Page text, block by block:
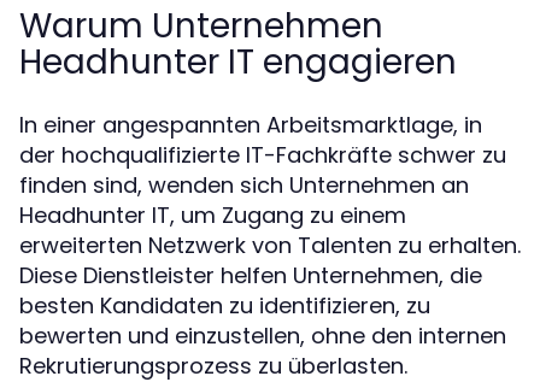
Warum Unternehmen
Headhunter IT engagieren
In einer angespannten Arbeitsmarktlage, in
der hochqualifizierte IT-Fachkräfte schwer zu
finden sind, wenden sich Unternehmen an
Headhunter IT, um Zugang zu einem
erweiterten Netzwerk von Talenten zu erhalten.
Diese Dienstleister helfen Unternehmen, die
besten Kandidaten zu identifizieren, zu
bewerten und einzustellen, ohne den internen
Rekrutierungsprozess zu überlasten.